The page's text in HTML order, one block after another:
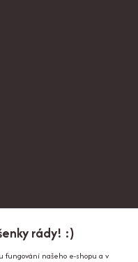
rády! :)
fungování našeho e-shopu a v